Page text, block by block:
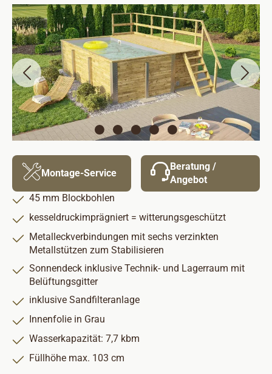
Bildergalerie überspringen
Montage-Service
Beratung /
Angebot
45 mm Blockbohlen
kesseldruckimprägniert = witterungsgeschützt
Metalleckverbindungen mit sechs verzinkten
Metallstützen zum Stabilisieren
Sonnendeck inklusive Technik- und Lagerraum mit
Belüftungsgitter
inklusive Sandfilteranlage
Innenfolie in Grau
Wasserkapazität: 7,7 kbm
Füllhöhe max. 103 cm